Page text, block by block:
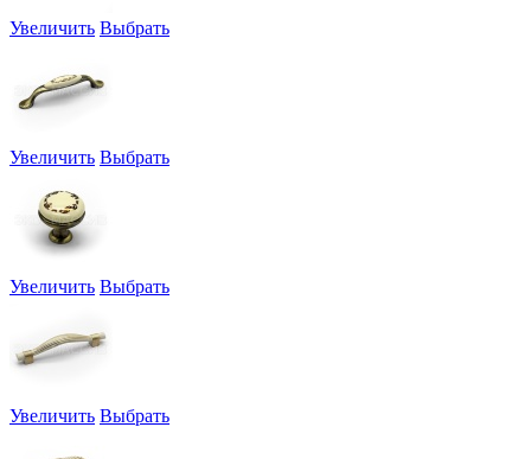
Увеличить Выбрать
Увеличить Выбрать
Увеличить Выбрать
Увеличить Выбрать